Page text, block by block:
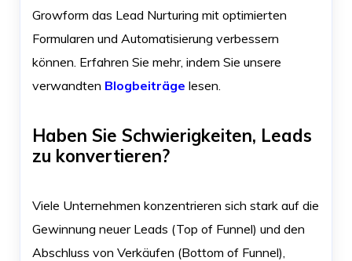
Growform das Lead Nurturing mit optimierten
Formularen und Automatisierung verbessern
können. Erfahren Sie mehr, indem Sie unsere
verwandten Blogbeiträge lesen.
Haben Sie Schwierigkeiten, Leads
zu konvertieren?
Viele Unternehmen konzentrieren sich stark auf die
Gewinnung neuer Leads (Top of Funnel) und den
Abschluss von Verkäufen (Bottom of Funnel),